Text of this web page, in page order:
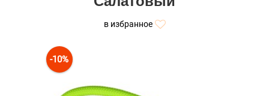
в избранное
-10%